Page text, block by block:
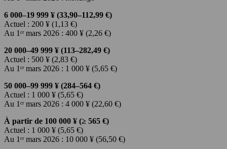
6 000–19 999 ¥ (33,90–112,99 €)
Actuel : 200 ¥ (1,13 €)
Au 1ᵉʳ mars 2026 : 400 ¥ (2,26 €)
20 000–49 999 ¥ (113–282,49 €)
Actuel : 500 ¥ (2,83 €)
Au 1ᵉʳ mars 2026 : 1 000 ¥ (5,65 €)
50 000–99 999 ¥ (284–564 €)
Actuel : 1 000 ¥ (5,65 €)
Au 1ᵉʳ mars 2026 : 4 000 ¥ (22,60 €)
À partir de 100 000 ¥ (≥ 565 €)
Actuel : 1 000 ¥ (5,65 €)
Au 1ᵉʳ mars 2026 : 10 000 ¥ (56,50 €)